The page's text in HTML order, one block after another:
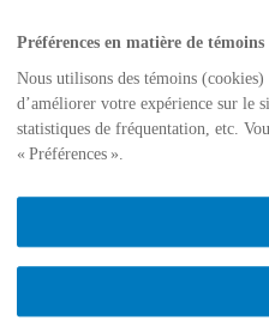
québécoises et canadiennes à
soutenus à travers la
et gouvernements; et accroitre
et des bonnes pratiques
les actions et stratégies en
Cette journée de réflexion
d’un dialogue ouvert entre les
d’expériences et de
de deux thèmes principaux:
Les bouleversements
de financement de la
industries culturelles au Québec
d’intervention des pouvoirs
et de régulation mis en
et quelles mesures devrait
Préférences en matière de témoins
Nous utilisons des témoins
d’améliorer votre expérience sur le
statistiques de fréquentation, etc.
« Préférences ».